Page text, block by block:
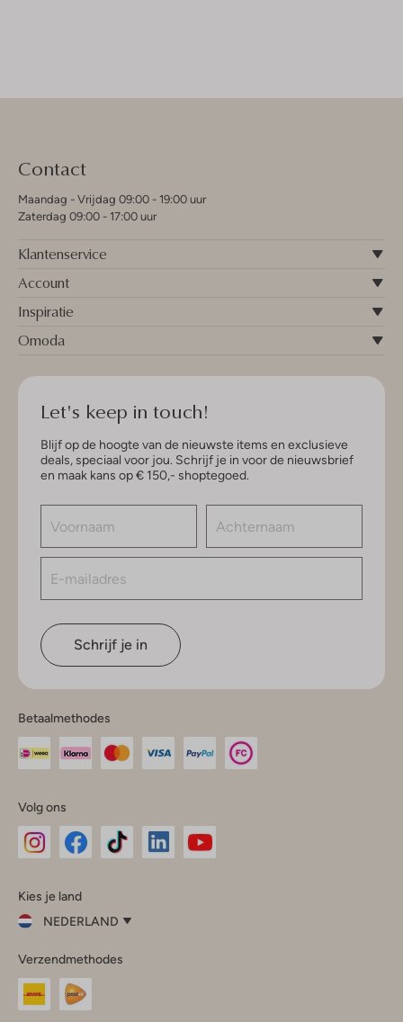
Contact
Maandag - Vrijdag 09:00 - 19:00 uur
Zaterdag 09:00 - 17:00 uur
Klantenservice
Account
Inspiratie
Omoda
Let's keep in touch!
Blijf op de hoogte van de nieuwste items en exclusieve
deals, speciaal voor jou. Schrijf je in voor de nieuwsbrief
en maak kans op € 150,- shoptegoed.
Schrijf je in
Betaalmethodes
Volg ons
InstagramFacebook
Kies je land
NEDERLAND
je
land
Nederland
Verzendmethodes